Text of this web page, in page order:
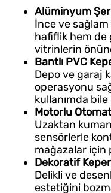
Alüminyum
İnce ve
hafiflik hem de
vitrinlerin
Bantlı PVC
Depo ve garaj
operasyonu
kullanımda
Motorlu
Uzaktan
sensörlerle
mağazalar için
Dekoratif
Delikli ve
estetiğini